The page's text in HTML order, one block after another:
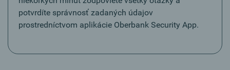
potvrdíte správnosť zadaných údajov
prostredníctvom aplikácie Oberbank Security App.